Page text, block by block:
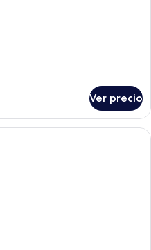
Ver precio
Una cama bien hecha con sábanas